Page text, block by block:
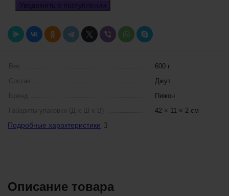
Уведомить о поступлении
Вес
600 г
Состав
Джут
Бренд
Пижон
Габариты упаковки (Д х Ш х В)
42 × 11 × 2 см
Подробные характеристики
Описание товара